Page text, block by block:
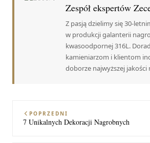
Zespół ekspertów
Z pasją dzielimy się 30-
w produkcji galanterii
kwasoodpornej 316L.
kamieniarzom i klientom
doborze najwyższej jakości
POPRZEDNI
7 Unikalnych Dekoracji Nagrobnych